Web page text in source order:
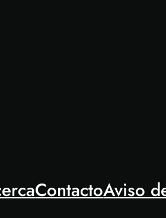
ContactoAviso